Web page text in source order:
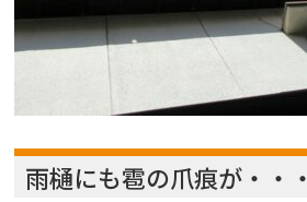
雨樋にも雹の爪痕が・・・